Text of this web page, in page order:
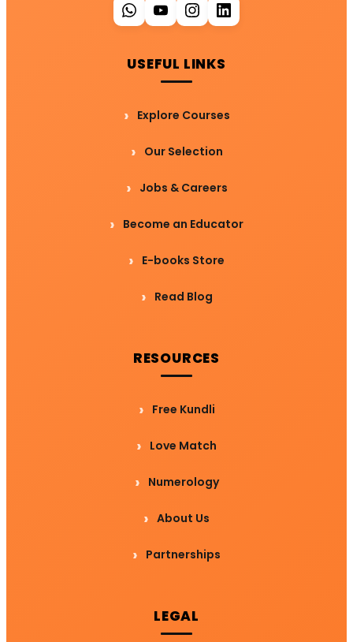
USEFUL LINKS
Explore Courses
Our Selection
Jobs & Careers
Become an Educator
E-books Store
Read Blog
RESOURCES
Free Kundli
Love Match
Numerology
About Us
Partnerships
LEGAL